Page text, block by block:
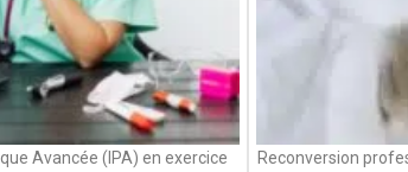
Avancée (IPA) en exercice
Reconversion